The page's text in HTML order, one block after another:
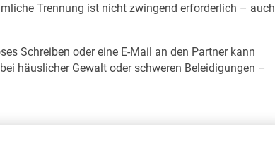
Trennung ist nicht zwingend erforderlich – auch
Schreiben oder eine E-Mail an den Partner kann
häuslicher Gewalt oder schweren Beleidigungen –